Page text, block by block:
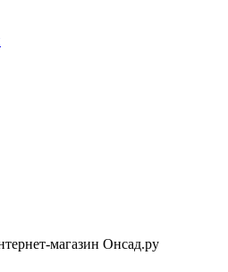
магазин Онсад.ру